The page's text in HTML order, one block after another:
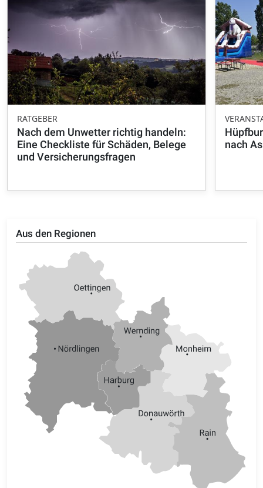
Aus den Regionen
RATGEBER
Nach dem Unwetter richtig handeln:
Eine Checkliste für Schäden, Belege
und Versicherungsfragen
nach